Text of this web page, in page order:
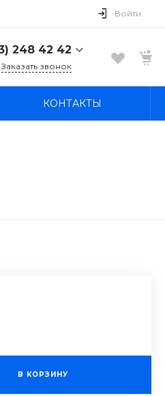
Войти
248 42 42
район, п.
Заказать звонок
КОНТАКТЫ
В КОРЗИНУ